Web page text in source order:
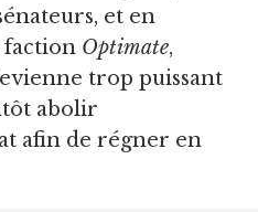
et en
faction Optimate,
trop puissant
abolir
afin de régner en